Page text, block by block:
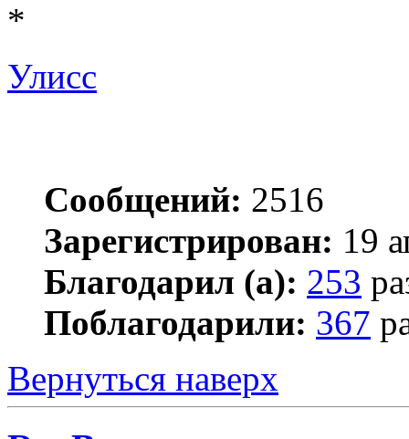
*
Улисс
Сообщений: 2516
Зарегистрирован: 19
Благодарил (а): 253
Поблагодарили: 367
Вернуться наверх